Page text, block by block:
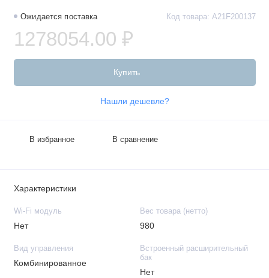
Ожидается поставка Код товара: A21F200137
1278054.00 ₽
Купить
Нашли дешевле?
В избранное В сравнение
Характеристики
Wi-Fi модуль
Нет
Вес товара (нетто)
980
Вид управления
Комбинированное
Встроенный расширительный
бак
Нет